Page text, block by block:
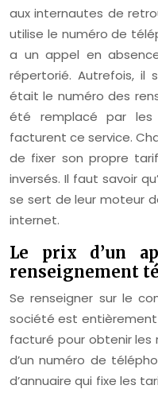
aux internautes de
utilise le numéro de
a un appel en
répertorié. Autrefois, il
était le numéro des
été remplacé par
facturent ce service.
de fixer son propre
inversés. Il faut savoir
se sert de leur moteur
internet.
Le prix d’un
renseignement
Se renseigner sur le
société est entièrement
facturé pour obtenir les
d’un numéro de
d’annuaire qui fixe les